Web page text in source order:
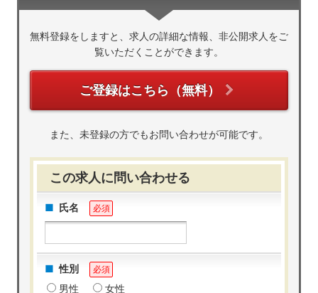
無料登録をしますと、求人の詳細な情報、非公開求人をご
覧いただくことができます。
ご登録はこちら（無料）
また、未登録の方でもお問い合わせが可能です。
この求人に問い合わせる
氏名 必須
性別 必須
男性 女性